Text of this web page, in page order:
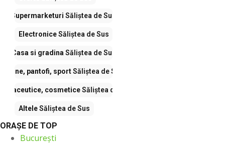
Supermarketuri Săliştea de Sus
ElectroniceSăliştea de Sus
Casa si gradina Săliştea de Sus
Haine, pantofi, sportSăliştea de Sus
cosmeticeSăliştea de Sus
AlteleSăliştea de Sus
ORAŞE DE TOP
București